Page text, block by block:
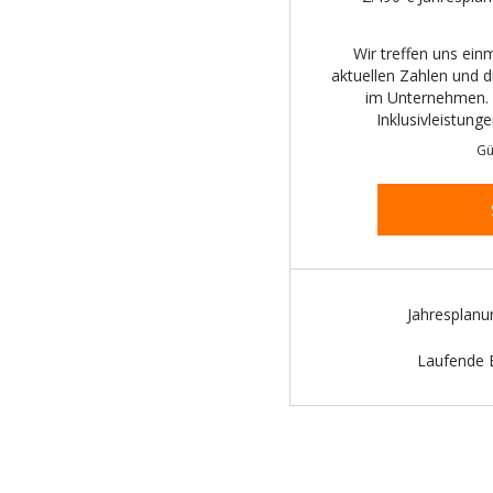
Wir treffen uns
aktuellen Zahlen und
im Unternehmen.
Laufende